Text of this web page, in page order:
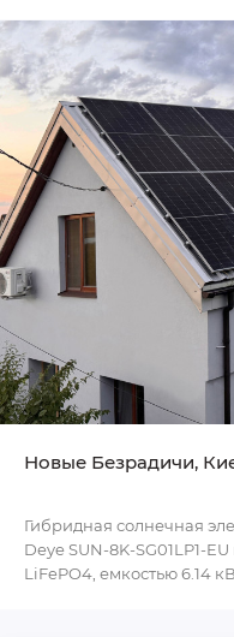
Новые Безрадичи,
Гибридная солнечная
Deye SUN-8K-SG01LP1-
LiFePO4, емкостью 6.14 кВ..